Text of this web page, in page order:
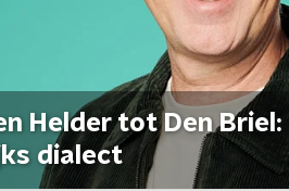
Helder tot Den
dialect